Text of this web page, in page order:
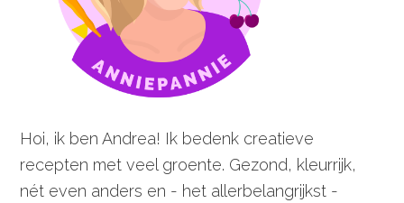
Hoi, ik ben Andrea! Ik bedenk creatieve
recepten met veel groente. Gezond, kleurrijk,
nét even anders en - het allerbelangrijkst -